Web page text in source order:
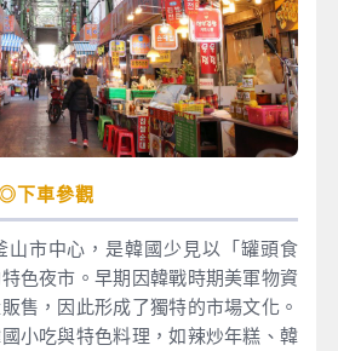
下車參觀
山市中心，是韓國少見以「罐頭食
色夜市。早期因韓戰時期美軍物資
售，因此形成了獨特的市場文化。
小吃與特色料理，如辣炒年糕、韓